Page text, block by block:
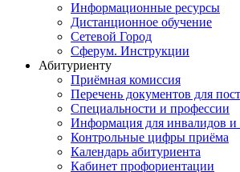
Информационные ресурсы
Дистанционное обучение
Сетевой Город
Сферум. Инструкции
Абитуриенту
Приёмная комиссия
Перечень документов для
Специальности и профессии
Информация для инвалидов
Контрольные цифры приёма
Календарь абитуриента
Кабинет профориентации